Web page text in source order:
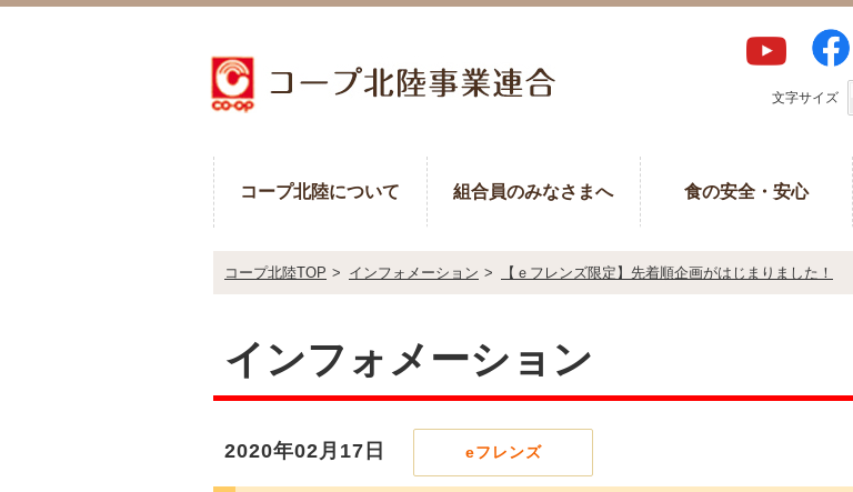
文字サイズ
コープ北陸について 組合員のみなさまへ 食の安全・安心
コープ北陸TOP > インフォメーション > 【ｅフレンズ限定】先着順企画がはじまりました！
インフォメーション
2020年02月17日 eフレンズ